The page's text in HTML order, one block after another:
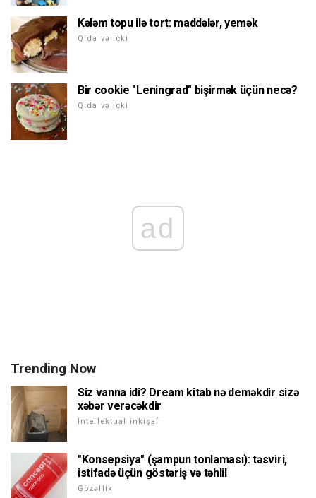
Kələm topu ilə tort: maddələr, yemək
Qida və içki
Bir cookie "Leningrad" bişirmək üçün necə?
Qida və içki
ad
Trending Now
Siz vanna idi? Dream kitab nə deməkdir sizə
xəbər verəcəkdir
Intellektual inkişaf
"Konsepsiya" (şampun tonlaması): təsviri,
istifadə üçün göstəriş və təhlil
Gözəllik